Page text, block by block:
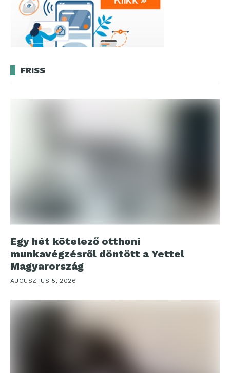
FRISS
Egy hét kötelező otthoni
munkavégzésről döntött a Yettel
Magyarország
AUGUSZTUS 5, 2026